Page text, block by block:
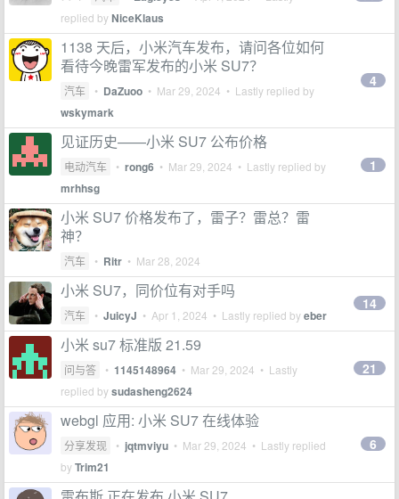
replied byNiceKlaus
1138 天后，小米汽车发布，请问各位如何
看待今晚雷军发布的小米 SU7？
汽车 • DaZuoo • Mar 29, 2024 • Lastly replied by
wskymark
4
见证历史——小米 SU7 公布价格
电动汽车 • rong6 • Mar 29, 2024 • Lastly replied by
mrhhsg
1
小米 SU7 价格发布了，雷子？雷总？雷
神？
汽车 • Ritr • Mar 28, 2024
小米 SU7，同价位有对手吗
汽车 • JuicyJ • Apr 1, 2024 • Lastly replied byeber
14
小米 su7 标准版 21.59
问与答 • 1145148964 • Mar 29, 2024 • Lastly
replied bysudasheng2624
21
webgl 应用: 小米 SU7 在线体验
分享发现 • jqtmviyu • Mar 29, 2024 • Lastly replied
byTrim21
6